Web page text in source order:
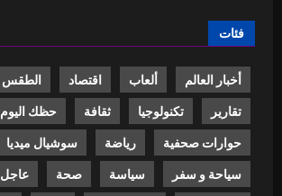
فئات
أخبار العالم ألعاب اقتصاد الطقس
تقارير تكنولوجيا ثقافة حظك اليوم
حوارات صحفية رياضة سوشيال ميديا
سياحة و سفر سياسة صحة عاجل